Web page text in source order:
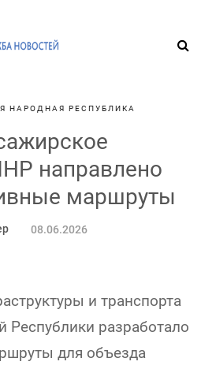
НАРОДНАЯ РЕСПУБЛИКА
направлено
маршруты
08.06.2026
и транспорта
Республики разработало
для объезда